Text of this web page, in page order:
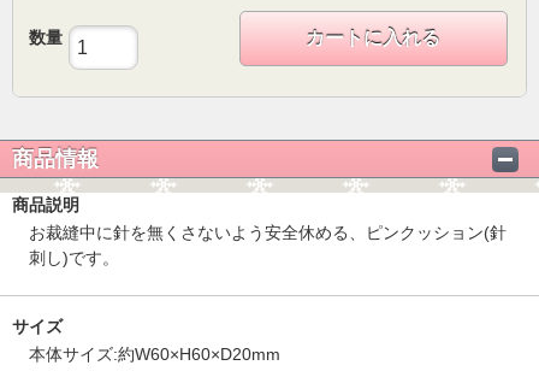
数量 カートに入れる
商品情報
商品説明
お裁縫中に針を無くさないよう安全休める、ピンクッション(針
刺し)です。
サイズ
本体サイズ:約W60×H60×D20mm